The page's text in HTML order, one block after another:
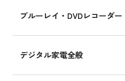
ブルーレイ・DVDレコーダー
デジタル家電全般
iPhone 16 の新品買取価
iPad Air 11インチ シリー
iPad Air 11インチ の新